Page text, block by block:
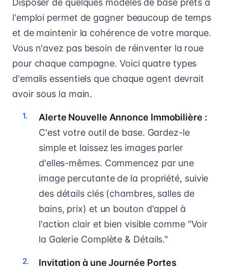
Disposer de quelques modèles de base prêts à
l'emploi permet de gagner beaucoup de temps
et de maintenir la cohérence de votre marque.
Vous n'avez pas besoin de réinventer la roue
pour chaque campagne. Voici quatre types
d'emails essentiels que chaque agent devrait
avoir sous la main.
Alerte Nouvelle Annonce Immobilière :
C'est votre outil de base. Gardez-le
simple et laissez les images parler
d'elles-mêmes. Commencez par une
image percutante de la propriété, suivie
des détails clés (chambres, salles de
bains, prix) et un bouton d'appel à
l'action clair et bien visible comme "Voir
la Galerie Complète & Détails."
Invitation à une Journée Portes